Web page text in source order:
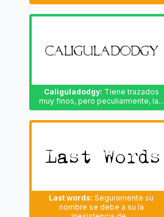
Caliguladodgy: Tiene trazados
muy finos, pero peculiarmente, la...
Last words: Seguramente su
nombre se debe a su la